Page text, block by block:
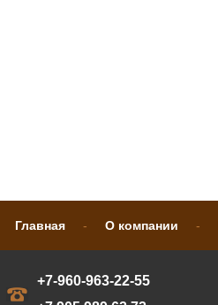
Главная - О компании -
+7-960-963-22-55